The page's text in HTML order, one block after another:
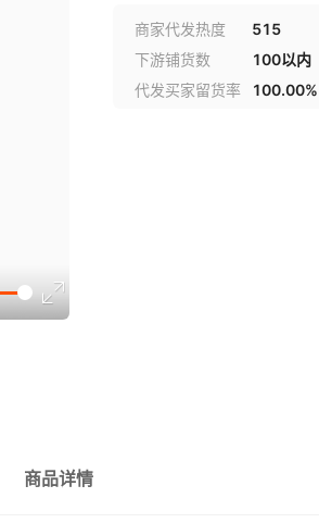
商家代发热度 515
下游铺货数
100以内
代发买家留货率
100.00%
商品详情